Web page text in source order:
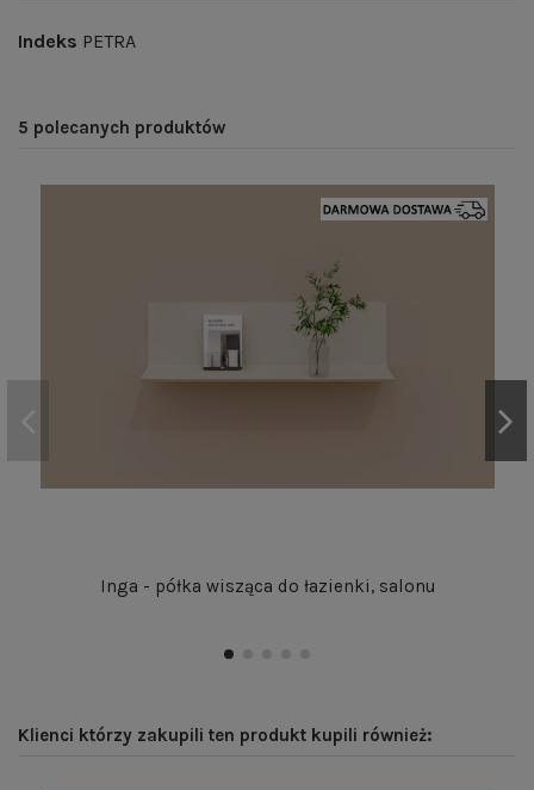
Indeks PETRA
5 polecanych produktów
Inga - półka wisząca do łazienki, salonu
Klienci którzy zakupili ten produkt kupili również: